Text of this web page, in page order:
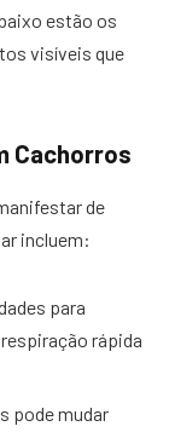
estão os
visíveis que
Cachorros
de
incluem:
para
rápida
pode mudar